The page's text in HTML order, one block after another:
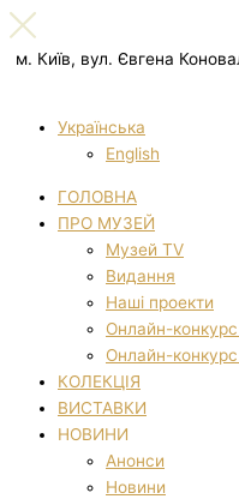
м. Київ, вул. Євгена
Українська
English
ГОЛОВНА
ПРО МУЗЕЙ
Музей TV
Видання
Наші проекти
Онлайн-
Онлайн-
КОЛЕКЦІЯ
ВИСТАВКИ
НОВИНИ
Анонси
Новини